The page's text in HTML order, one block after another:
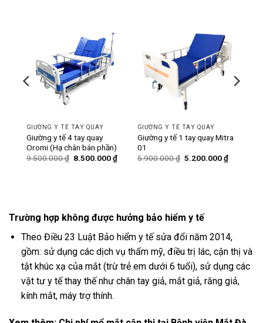
GIƯỜNG Y TẾ TAY QUAY
Giường y tế 4 tay quay
Oromi (Hạ chân bán phần)
9.500.000₫ Giá
8.500.000₫Giá
hiện
GIƯỜNG Y TẾ TAY QUAY
Giường y tế 1 tay quay Mitra
01
5.900.000₫ Giá
5.200.000₫Giá
hiện
Trường hợp không được hưởng bảo hiểm y tế
Theo Điều 23 Luật Bảo hiểm y tế sửa đổi năm 2014,
gồm: sử dụng các dịch vụ thẩm mỹ, điều trị lác, cận thị và
tật khúc xạ của mắt (trừ trẻ em dưới 6 tuổi), sử dụng các
vật tư y tế thay thế như chân tay giả, mắt giả, răng giả,
kính mắt, máy trợ thính.